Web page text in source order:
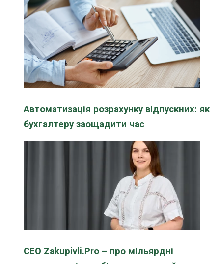
Автоматизація розрахунку відпускних: як
бухгалтеру заощадити час
CEO Zakupivli.Pro – про мільярдні